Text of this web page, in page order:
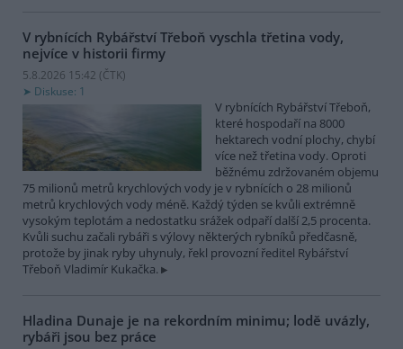
V rybnících Rybářství Třeboň vyschla třetina vody,
nejvíce v historii firmy
5.8.2026 15:42 (ČTK)
Diskuse: 1
V rybnících Rybářství Třeboň,
které hospodaří na 8000
hektarech vodní plochy, chybí
více než třetina vody. Oproti
běžnému zdržovaném objemu
75 milionů metrů krychlových vody je v rybnících o 28 milionů
metrů krychlových vody méně. Každý týden se kvůli extrémně
vysokým teplotám a nedostatku srážek odpaří další 2,5 procenta.
Kvůli suchu začali rybáři s výlovy některých rybníků předčasně,
protože by jinak ryby uhynuly, řekl provozní ředitel Rybářství
Třeboň Vladimír Kukačka.
Hladina Dunaje je na rekordním minimu; lodě uvázly,
rybáři jsou bez práce